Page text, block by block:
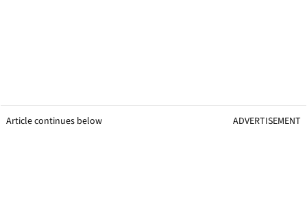
Article continues below ADVERTISEMENT